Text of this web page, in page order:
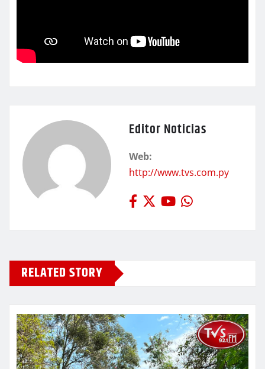
Editor Noticias
Web:
http://www.tvs.com.py
RELATED STORY